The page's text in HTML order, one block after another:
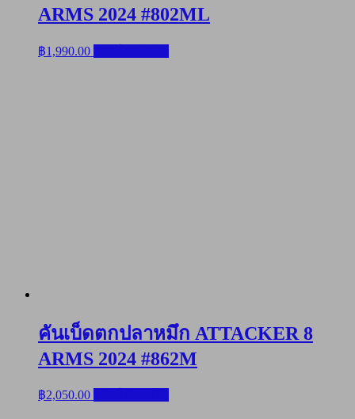
ARMS 2024 #802ML
฿1,990.00
คันเบ็ดตกปลาหมึก ATTACKER 8
ARMS 2024 #862M
฿2,050.00